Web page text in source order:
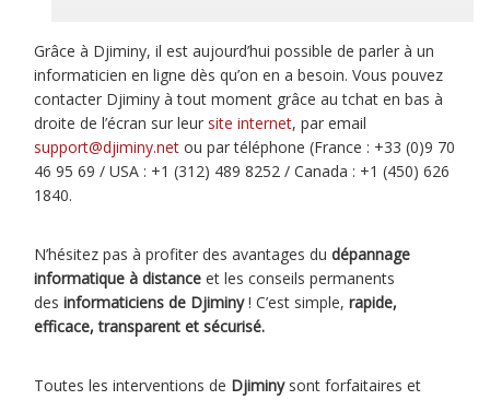
Grâce à Djiminy, il est aujourd’hui possible de parler à un
informaticien en ligne dès qu’on en a besoin. Vous pouvez
contacter Djiminy à tout moment grâce au tchat en bas à
droite de l’écran sur leur site internet, par email
support@djiminy.net ou par téléphone (France : +33 (0)9 70
46 95 69 / USA : +1 (312) 489 8252 / Canada : +1 (450) 626
1840.
N’hésitez pas à profiter des avantages dudépannage
informatique à distance et les conseils permanents
des informaticiens de Djiminy! C’est simple,rapide,
efficace, transparent et sécurisé.
Toutes les interventions de Djiminysont forfaitaires et